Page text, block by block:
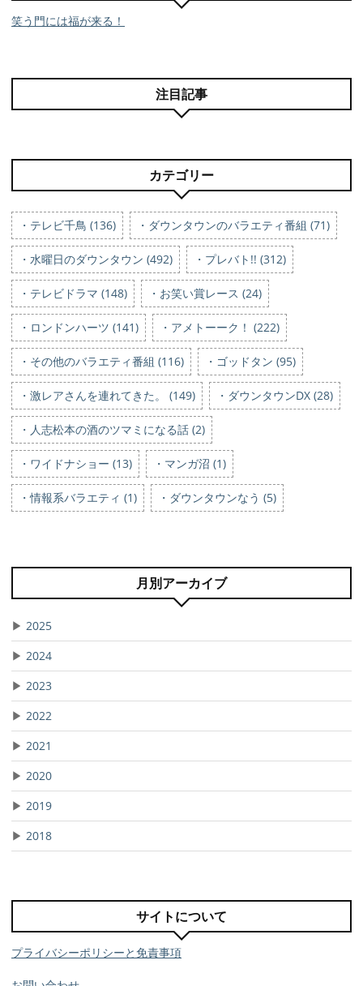
笑う門には福が来る！
注目記事
カテゴリー
・テレビ千鳥 (136) ・ダウンタウンのバラエティ番組 (71)
・水曜日のダウンタウン (492) ・プレバト!! (312)
・テレビドラマ (148) ・お笑い賞レース (24)
・ロンドンハーツ (141) ・アメトーーク！ (222)
・その他のバラエティ番組 (116) ・ゴッドタン (95)
・激レアさんを連れてきた。 (149) ・ダウンタウンDX (28)
・人志松本の酒のツマミになる話 (2)
・ワイドナショー (13) ・マンガ沼 (1)
・情報系バラエティ (1) ・ダウンタウンなう (5)
月別アーカイブ
▶ 2025
▶ 2024
▶ 2023
▶ 2022
▶ 2021
▶ 2020
▶ 2019
▶ 2018
サイトについて
プライバシーポリシーと免責事項